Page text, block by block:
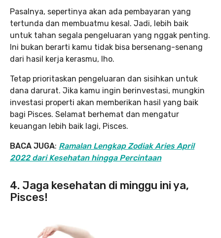
Pasalnya, sepertinya akan ada pembayaran yang
tertunda dan membuatmu kesal. Jadi, lebih baik
untuk tahan segala pengeluaran yang nggak penting.
Ini bukan berarti kamu tidak bisa bersenang-senang
dari hasil kerja kerasmu, lho.
Tetap prioritaskan pengeluaran dan sisihkan untuk
dana darurat. Jika kamu ingin berinvestasi, mungkin
investasi properti akan memberikan hasil yang baik
bagi Pisces. Selamat berhemat dan mengatur
keuangan lebih baik lagi, Pisces.
BACA JUGA: Ramalan Lengkap Zodiak Aries April
2022 dari Kesehatan hingga Percintaan
4. Jaga kesehatan di minggu ini ya,
Pisces!